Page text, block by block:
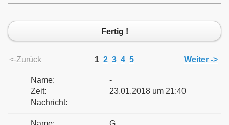
Fertig !
<-Zurück 1 2 3 4 5 Weiter ->
Name:
-
Zeit:
23.01.2018 um 21:40
Nachricht: